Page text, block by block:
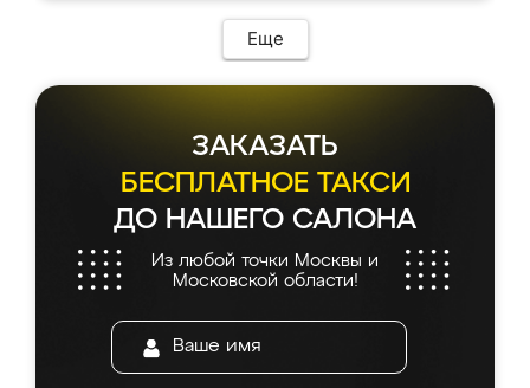
Еще
ЗАКАЗАТЬ
БЕСПЛАТНОЕ ТАКСИ
ДО НАШЕГО САЛОНА
Из любой точки Москвы и
Московской области!